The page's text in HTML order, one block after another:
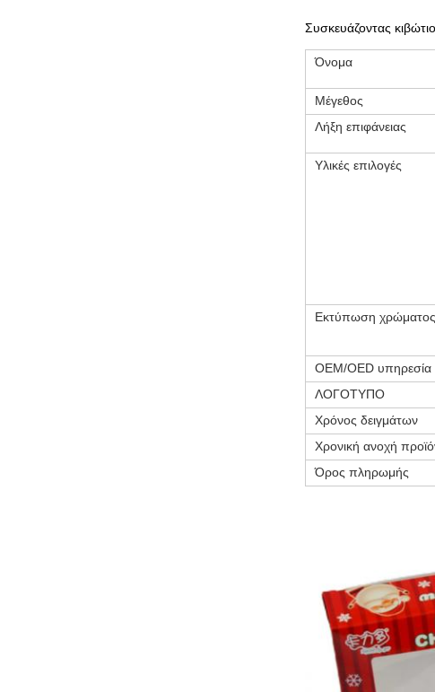
Συσκευάζοντας
Όνομα
Μέγεθος
Λήξη επιφάνειας
Υλικές επιλογές
Εκτύπωση χρώματος
OEM/OED υπηρεσία
ΛΟΓΟΤΥΠΟ
Χρόνος δειγμάτων
Χρονική ανοχή
Όρος πληρωμής